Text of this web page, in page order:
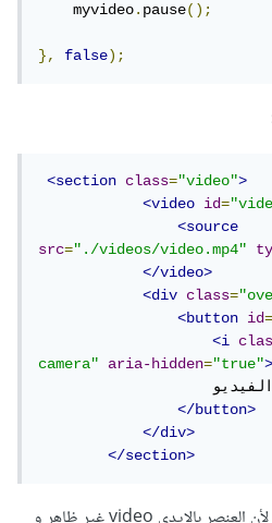
    myvideo
.pause();
}, false);
<section class="video">
<video
id=
<source
src="./videos/video.mp4"
</video>
<div
class=
<button
id
<i
camera"
aria-hidden="true"
                    مشاهدة الفيديو
</button>
</div>
</section>